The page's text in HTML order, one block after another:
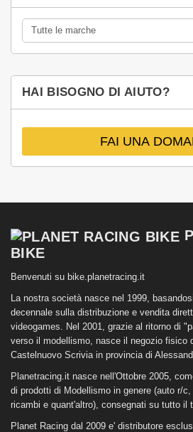
HAI BISOGNO DI AIUTO?
FAI UNA
BIKE
Benvenuti su bike.planetracing.it
La nostra società nasce nel 1999,
decennale sulla distribuzione e vendita
videogames. Nel 2001, grazie al ritorno di
verso il modellismo, nasce il negozio fisico
Castelnuovo Scrivia in provincia di
Planetracing.it nasce nell'Ottobre 2005,
di prodotti di Modellismo in genere (auto r/
ricambi e quant'altro), consegnati su tutto il
Planet Racing dal 2009 e' distributore